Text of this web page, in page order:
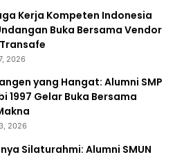
Kerja Kompeten Indonesia
Buka Bersama Vendor
2026
yang Hangat: Alumni SMP
1997 Gelar Buka Bersama
2026
Silaturahmi: Alumni SMUN